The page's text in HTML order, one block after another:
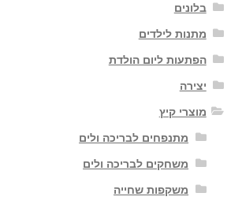
בלונים
מתנות לילדים
הפתעות ליום הולדת
יצירה
מוצרי קיץ
מתנפחים לבריכה ולים
משחקים לבריכה ולים
משקפות שחייה